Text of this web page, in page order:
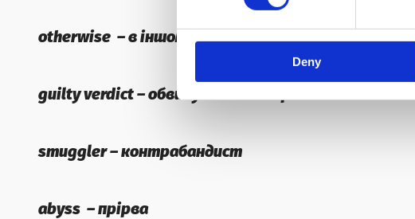
Deny
otherwise – в іншому випадку
guilty verdict – обвинувальний вирок
smuggler – контрабандист
abyss – прірва